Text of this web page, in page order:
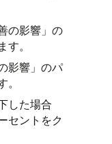
の影響」の
。
影響」のパ
した場合
セントをク